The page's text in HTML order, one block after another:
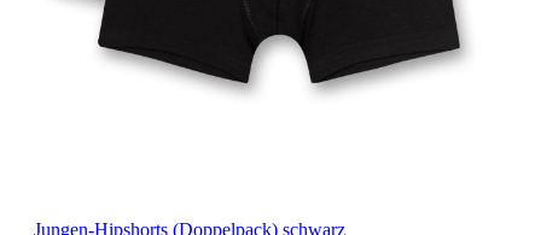
Jungen-Hipshorts (Doppelpack) schwarz